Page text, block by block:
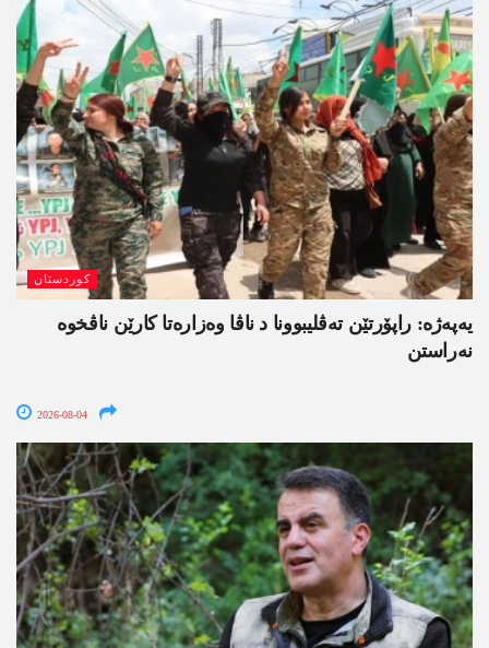
کوردستان
یەپەژە: راپۆرتێن تەڤلیبوونا د ناڤا وەزارەتا کارێن ناڤخوە
نەراستن
2026-08-04